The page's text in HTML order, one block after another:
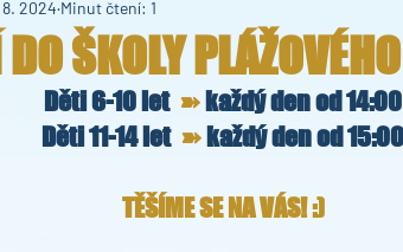
ŠKOLY
2024 Minut čtení: 1
Děti 6-10 let ➽ každý den od 14:00
Děti 11-14 let ➽ každý den od 15:00
TĚŠÍME SE NA VÁS! :)